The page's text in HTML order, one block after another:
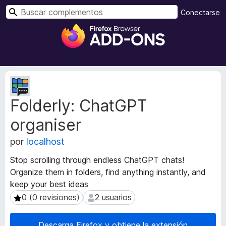
B
u
c
o
r
o
m
l
e
m
Conectarse
B
Folderly: ChatGPT
organiser
por localhost
Stop scrolling through endless ChatGPT chats!
Organize them in folders, find anything instantly, and
keep your best ideas
0 (0 revisiones)
0 (0 revisiones) 2 usuarios
2 usuarios
M
e
t
a
d
a
t
a
d
e
l
a